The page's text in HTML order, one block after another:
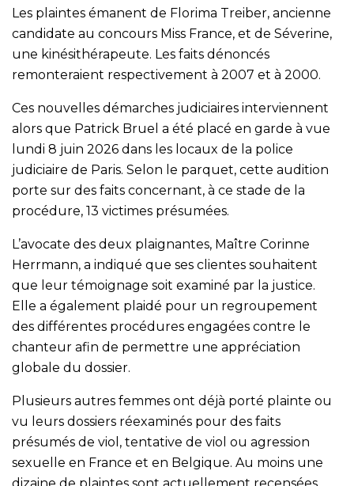
Les plaintes émanent de Florima Treiber, ancienne
candidate au concours Miss France, et de Séverine,
une kinésithérapeute. Les faits dénoncés
remonteraient respectivement à 2007 et à 2000.
Ces nouvelles démarches judiciaires interviennent
alors que Patrick Bruel a été placé en garde à vue
lundi 8 juin 2026 dans les locaux de la police
judiciaire de Paris. Selon le parquet, cette audition
porte sur des faits concernant, à ce stade de la
procédure, 13 victimes présumées.
L’avocate des deux plaignantes, Maître Corinne
Herrmann, a indiqué que ses clientes souhaitent
que leur témoignage soit examiné par la justice.
Elle a également plaidé pour un regroupement
des différentes procédures engagées contre le
chanteur afin de permettre une appréciation
globale du dossier.
Plusieurs autres femmes ont déjà porté plainte ou
vu leurs dossiers réexaminés pour des faits
présumés de viol, tentative de viol ou agression
sexuelle en France et en Belgique. Au moins une
dizaine de plaintes sont actuellement recensées